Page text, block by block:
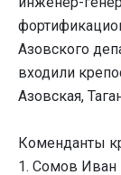
Азовского
входили
Азовская,
Коменданты
1. Сомов Иван